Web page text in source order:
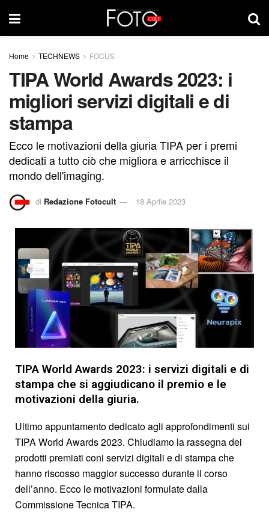
Home TECHNEWS FOCUS
TIPA World Awards 2023: i
migliori servizi digitali e di
stampa
Ecco le motivazioni della giuria TIPA per i premi
dedicati a tutto ciò che migliora e arricchisce il
mondo dell'imaging.
di Redazione Fotocult 18 Aprile 2023
TIPA World Awards 2023: i servizi digitali e di
stampa che si aggiudicano il premio e le
motivazioni della giuria.
Ultimo appuntamento dedicato agli approfondimenti sui
TIPA World Awards 2023. Chiudiamo la rassegna dei
prodotti premiati coni servizi digitali e di stampa che
hanno riscosso maggior successo durante il corso
dell’anno. Ecco le motivazioni formulate dalla
Commissione Tecnica TIPA.